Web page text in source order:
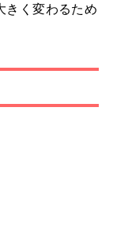
きく変わるため